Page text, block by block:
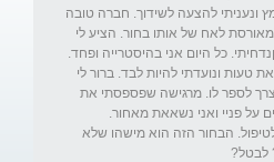
ונעניתי להצעה לשידוך. חברה טובה
לאח של אותו בחור. הציע לי
כל היום אני בהיסטרייה ופחד.
טעות ונועדתי להיות לבד. ברור לי
לספר לו. מרגישה שפספסתי את
על פניי ואני נשאאת מאחור.
הבחור הזה הוא מישהו שלא
לבטל?